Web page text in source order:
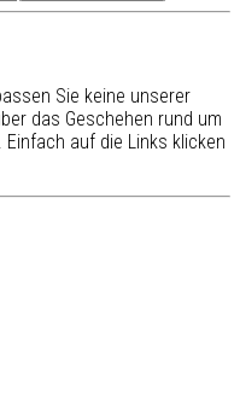
Sie keine unserer
das Geschehen rund um
auf die Links klicken